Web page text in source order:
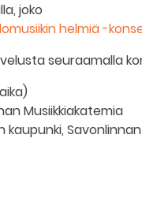
joko
helmiä -
seuraamalla
Musiikkiakatemia